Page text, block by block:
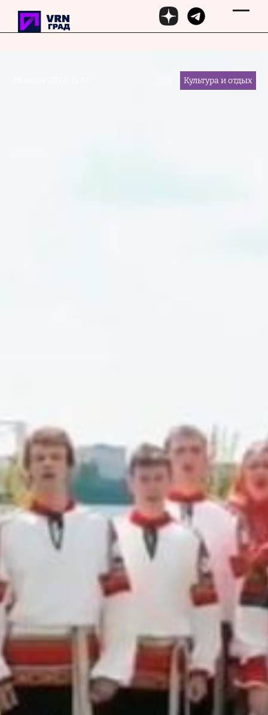
Перейти к основному содержанию
Культура и отдых